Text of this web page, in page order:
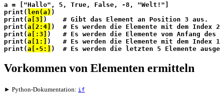
a = ["Hallo", 5, True, False, -8, "Welt!"]
print(len(a) )
print(a[3] )    # Gibt das Element an Position 3 aus.
print(a[2:4] )  # Es werden die Elemente mit dem
print(a[:3] )   # Es werden die Elemente vom Anfang
print(a[1:] )   # Es werden die Elemente mit dem Index
print(a[-5:] )  # Es werden die letzten 5 Elemente
Vorkommen von Elementen ermitteln
► Python-Dokumentation: if